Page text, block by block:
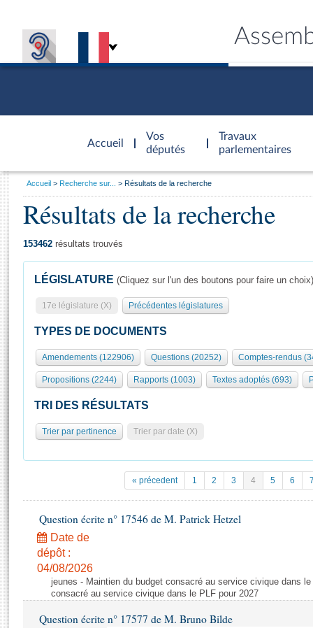
Accueil
d'accueil
Vos
députés
Travaux
parlementaires
Présidence
577 députés
Groupes politiques
Séance publique
Commissions et autres organes
Europe et International
Pétitions
Projets de loi
Propositions de loi
Amendements
Textes adoptés
Général
Rôle et pouvoirs de l'Assemblée
Organisation de l'Assemblée
Présidence Conférence des Présidents Bureau Collège des
Statistiques et chiffres clés
Documents de référence
( Constitution | Règlement de l'Assemblée ... )
Histoire
Juniors
Anciennes législatures
Visiter l'Assemblée
Visite virtuelle du palais Bourbon
Assister à une séance
Contacts et plan d'accès
Photos libres de droit
Vous
Accueil Recherche sur... Résultats de la recherche
Résultats de la recherche
153462 résultats trouvés
LÉGISLATURE (Cliquez sur l'un des boutons pour faire un choix)
17e législature (X) Précédentes législatures
TYPES DE DOCUMENTS
Amendements (122906) Questions (20252) Comptes-rendus
Propositions (2244) Rapports (1003) Textes adoptés (693)
TRI DES RÉSULTATS
Trier par pertinence Trier par date (X)
« précedent 1 2 3 4 5 6
Question écrite n° 17546 de M. Patrick Hetzel
Date de
dépôt :
04/08/2026
jeunes - Maintien du budget consacré au service civique dans
consacré au service civique dans le PLF pour 2027
Question écrite n° 17577 de M. Bruno Bilde